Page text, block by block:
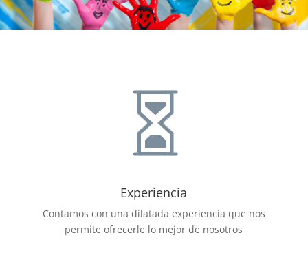
Experiencia
Contamos con una dilatada experiencia que nos
permite ofrecerle lo mejor de nosotros